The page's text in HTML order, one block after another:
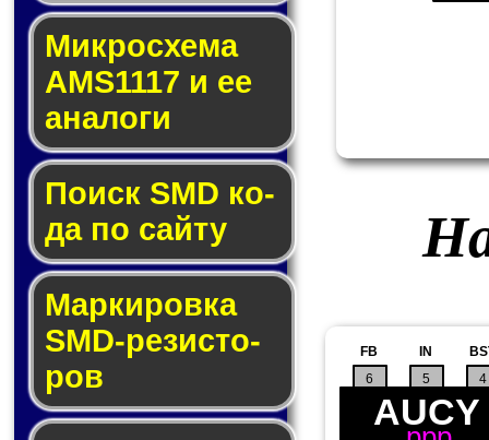
Микросхема
AMS1117 и ее
ана­ло­ги
Поиск SMD ко­
да по сай­ту
Маркировка
SMD-ре­зис­то­
ров
4
IN
5
6
FB
AUCY